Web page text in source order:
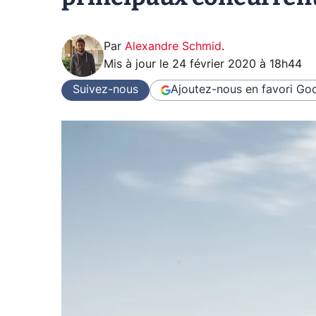
Par Alexandre Schmid.
Mis à jour le 24 février 2020 à 18h44
Suivez-nous Ajoutez-nous en favori